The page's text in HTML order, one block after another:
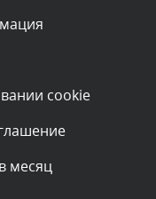
проверки
cookie
месяц